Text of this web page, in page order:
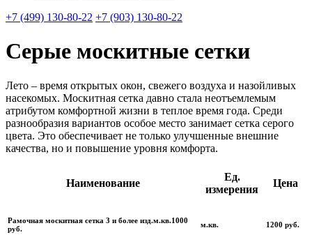
+7 (499) 130-80-22 +7 (903) 130-80-22
Серые москитные сетки
Лето – время открытых окон, свежего воздуха и назойливых
насекомых. Москитная сетка давно стала неотъемлемым
атрибутом комфортной жизни в теплое время года. Среди
разнообразия вариантов особое место занимает сетка серого
цвета. Это обеспечивает не только улучшенные внешние
качества, но и повышение уровня комфорта.
Наименование
Ед.
измерения
Цена
Рамочная москитная сетка 3 и более изд.м.кв.1000
руб.
м.кв. 1200 руб.